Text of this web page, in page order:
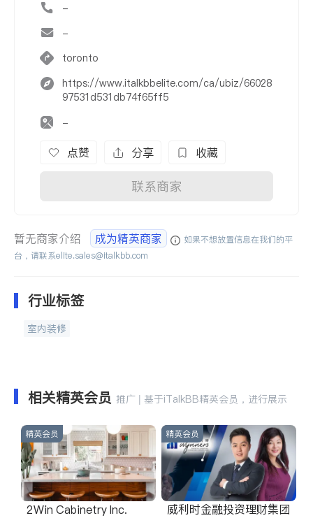
-
-
toronto
https://www.italkbbelite.com/ca/ubiz/66028
97531d531db74f65ff5
-
点赞 分享 收藏
联系商家
暂无商家介绍 成为精英商家
如果不想放置信息在我们的平
台，请联系elite.sales@italkbb.com
行业标签
室内装修
相关精英会员 推广 | 基于iTalkBB精英会员，进行展示
精英会员
2Win Cabinetry Inc.
精英会员
威利时金融投资理财集团